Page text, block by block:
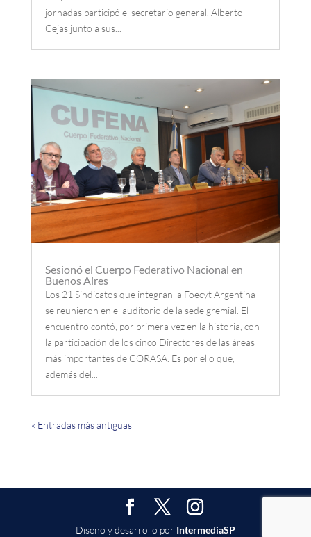
jornadas participó el secretario general, Alberto
Cejas junto a sus...
Sesionó el Cuerpo Federativo Nacional en
Buenos Aires
Los 21 Sindicatos que integran la Foecyt Argentina
se reunieron en el auditorio de la sede gremial. El
encuentro contó, por primera vez en la historia, con
la participación de los cinco Directores de las áreas
más importantes de CORASA. Es por ello que,
además del...
« Entradas más antiguas
Diseño y desarrollo por IntermediaSP